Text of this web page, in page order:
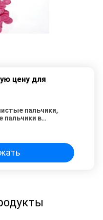
цену для
пальчики,
пальчики в